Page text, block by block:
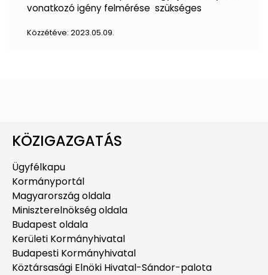
vonatkozó igény felmérése szükséges
Közzétéve: 2023.05.09.
KÖZIGAZGATÁS
Ügyfélkapu
Kormányportál
Magyarország oldala
Miniszterelnökség oldala
Budapest oldala
Kerületi Kormányhivatal
Budapesti Kormányhivatal
Köztársasági Elnöki Hivatal-Sándor-palota